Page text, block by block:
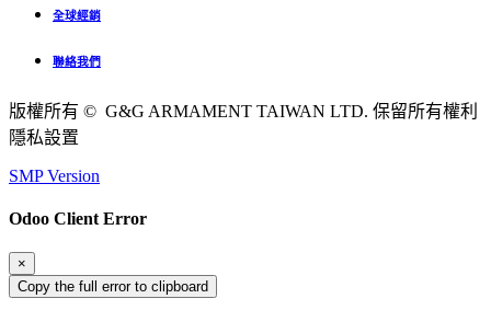
全球經銷
聯絡我們
版權所有 © G&G ARMAMENT TAIWAN LTD. 保留所有權利
隱私設置
SMP Version
Odoo Client Error
×
Copy the full error to clipboard